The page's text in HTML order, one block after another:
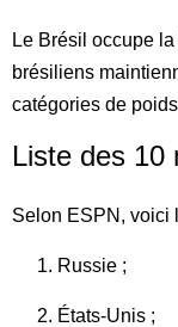
Le Brésil occupe
brésiliens
catégories de
Liste des 10
Selon ESPN, voici
Russie ;
États-Unis ;